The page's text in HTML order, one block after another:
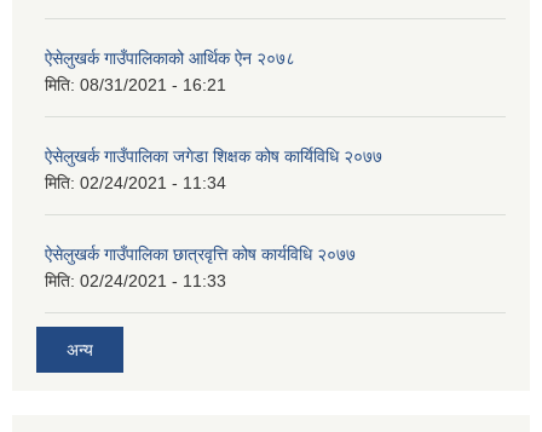
ऐसेलुखर्क गाउँपालिकाको आर्थिक ऐन २०७८
मिति: 08/31/2021 - 16:21
ऐसेलुखर्क गाउँपालिका जगेडा शिक्षक कोष कार्यिविधि २०७७
मिति: 02/24/2021 - 11:34
ऐसेलुखर्क गाउँपालिका छात्रवृत्ति कोष कार्यविधि २०७७
मिति: 02/24/2021 - 11:33
अन्य